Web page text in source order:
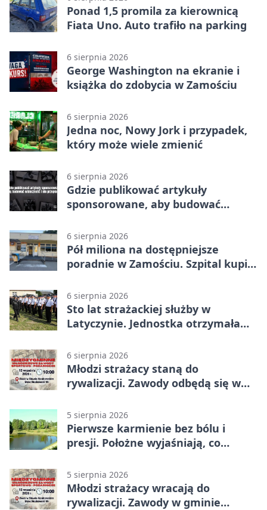
Ponad 1,5 promila za kierownicą
Fiata Uno. Auto trafiło na parking
6 sierpnia 2026
George Washington na ekranie i
książka do zdobycia w Zamościu
6 sierpnia 2026
Jedna noc, Nowy Jork i przypadek,
który może wiele zmienić
6 sierpnia 2026
Gdzie publikować artykuły
sponsorowane, aby budować
6 sierpnia 2026
Pół miliona na dostępniejsze
poradnie w Zamościu. Szpital kupi
6 sierpnia 2026
Sto lat strażackiej służby w
Latyczynie. Jednostka otrzymała
6 sierpnia 2026
Młodzi strażacy staną do
rywalizacji. Zawody odbędą się w
5 sierpnia 2026
Pierwsze karmienie bez bólu i
presji. Położne wyjaśniają, co
5 sierpnia 2026
Młodzi strażacy wracają do
rywalizacji. Zawody w gminie